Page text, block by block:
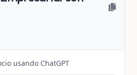
usando ChatGPT